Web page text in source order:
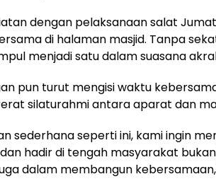
dengan pelaksanaan salat
di halaman masjid. Tanpa
menjadi satu dalam suasana
pun turut mengisi waktu
silaturahmi antara aparat dan
sederhana seperti ini, kami ingin
hadir di tengah masyarakat
dalam membangun